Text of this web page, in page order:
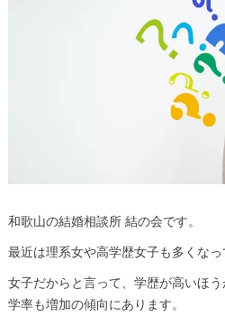
和歌山の結婚相談所 結の会です。
最近は理系女や高学歴女子も多くなっ
女子だからと言って、学歴が高いほ
学率も増加の傾向にあります。